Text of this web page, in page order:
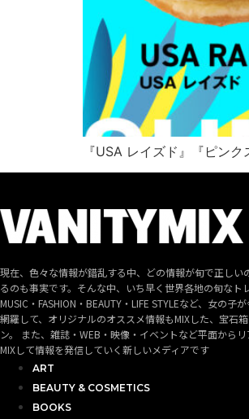
『USA レイズド』『ピン
現在、色々な情報が錯乱する中、どの情報が旬で正しい
るのも事実です。そんな中、いち早く世界各地の旬なト
MUSIC・FASHION・BEAUTY・LIFE STYLEなど、女の子
網羅して、オリジナルのオススメ情報もMIXした、宝石
ン。 また、雑誌・WEB・映像・イベントなど平面から
MIXして情報を発信していく新しいメディアです
ART
BEAUTY & COSMETICS
BOOKS